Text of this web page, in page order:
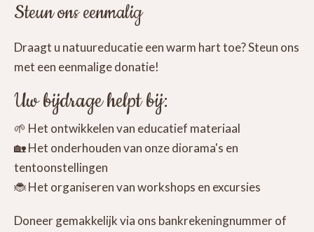
Steun ons eenmalig
Draagt u natuureducatie een warm hart toe? Steun ons
met een eenmalige donatie!
Uw bijdrage helpt bij:
🌱 Het ontwikkelen van educatief materiaal
🏡 Het onderhouden van onze diorama's en
tentoonstellingen
🐞 Het organiseren van workshops en excursies
Doneer gemakkelijk via ons bankrekeningnummer of